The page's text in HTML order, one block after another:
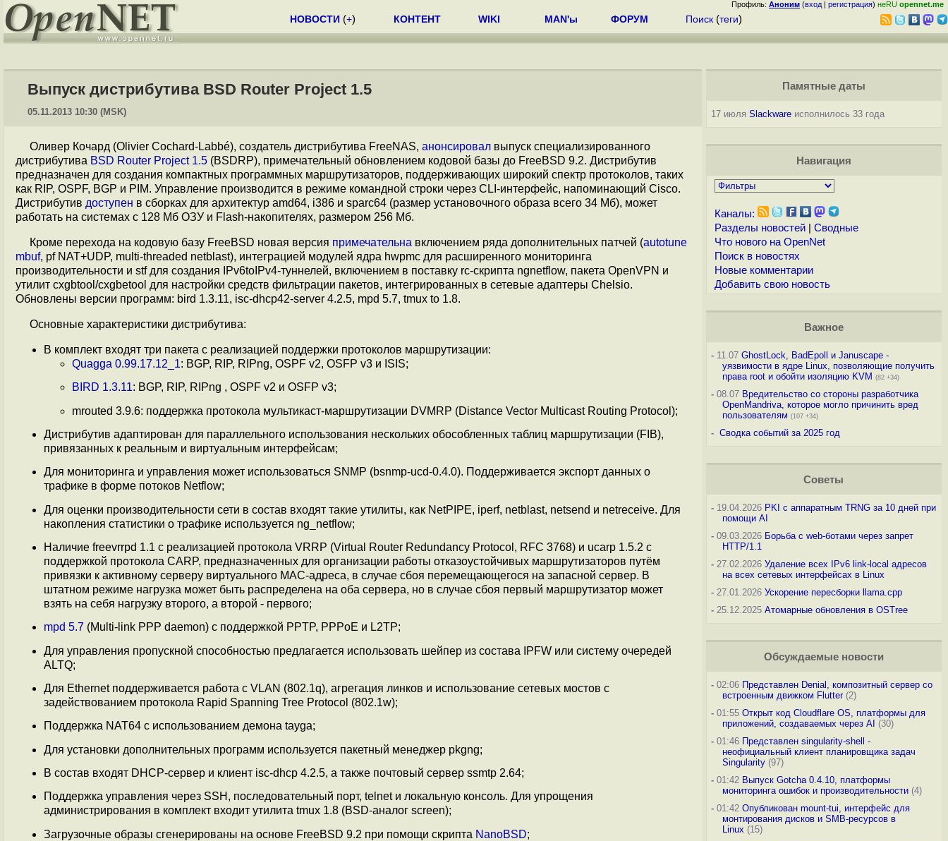
Профиль: Аноним (вход | регистрация) неRU opennet.me
НОВОСТИ (+) КОНТЕНТ WIKI MAN'ы ФОРУМ Поиск (теги)
Выпуск дистрибутива BSD Router Project 1.5
05.11.2013 10:30 (MSK)
Оливер Кочард (Olivier Cochard-Labbé), создатель дистрибутива FreeNAS, анонсировал выпуск специализированного
дистрибутива BSD Router Project 1.5 (BSDRP), примечательный обновлением кодовой базы до FreeBSD 9.2. Дистрибутив
предназначен для создания компактных программных маршрутизаторов, поддерживающих широкий спектр протоколов, таких
как RIP, OSPF, BGP и PIM. Управление производится в режиме командной строки через CLI-интерфейс, напоминающий Cisco.
Дистрибутив доступен в сборках для архитектур amd64, i386 и sparc64 (размер установочного образа всего 34 Мб), может
работать на системах с 128 Мб ОЗУ и Flash-накопителях, размером 256 Мб.
Кроме перехода на кодовую базу FreeBSD новая версия примечательна включением ряда дополнительных патчей (autotune
mbuf, pf NAT+UDP, multi-threaded netblast), интеграцией модулей ядра hwpmc для расширенного мониторинга
производительности и stf для создания IPv6toIPv4-туннелей, включением в поставку rc-скрипта ngnetflow, пакета OpenVPN и
утилит cxgbtool/cxgbetool для настройки средств фильтрации пакетов, интегрированных в сетевые адаптеры Chelsio.
Обновлены версии программ: bird 1.3.11, isc-dhcp42-server 4.2.5, mpd 5.7, tmux to 1.8.
Основные характеристики дистрибутива:
В комплект входят три пакета с реализацией поддержки протоколов маршрутизации:
Quagga 0.99.17.12_1: BGP, RIP, RIPng, OSPF v2, OSFP v3 и ISIS;
BIRD 1.3.11: BGP, RIP, RIPng , OSPF v2 и OSFP v3;
mrouted 3.9.6: поддержка протокола мультикаст-маршрутизации DVMRP (Distance Vector Multicast Routing Protocol);
Дистрибутив адаптирован для параллельного использования нескольких обособленных таблиц маршрутизации (FIB),
привязанных к реальным и виртуальным интерфейсам;
Для мониторинга и управления может использоваться SNMP (bsnmp-ucd-0.4.0). Поддерживается экспорт данных о
трафике в форме потоков Netflow;
Для оценки производительности сети в состав входят такие утилиты, как NetPIPE, iperf, netblast, netsend и netreceive. Для
накопления статистики о трафике используется ng_netflow;
Наличие freevrrpd 1.1 с реализацией протокола VRRP (Virtual Router Redundancy Protocol, RFC 3768) и ucarp 1.5.2 с
поддержкой протокола CARP, предназначенных для организации работы отказоустойчивых маршрутизаторов путём
привязки к активному серверу виртуального MAC-адреса, в случае сбоя перемещающегося на запасной сервер. В
штатном режиме нагрузка может быть распределена на оба сервера, но в случае сбоя первый маршрутизатор может
взять на себя нагрузку второго, а второй - первого;
mpd 5.7 (Multi-link PPP daemon) с поддержкой PPTP, PPPoE и L2TP;
Для управления пропускной способностью предлагается использовать шейпер из состава IPFW или систему очередей
ALTQ;
Для Ethernet поддерживается работа с VLAN (802.1q), агрегация линков и использование сетевых мостов с
задействованием протокола Rapid Spanning Tree Protocol (802.1w);
Поддержка NAT64 с использованием демона tayga;
Для установки дополнительных программ используется пакетный менеджер pkgng;
В состав входят DHCP-сервер и клиент isc-dhcp 4.2.5, а также почтовый сервер ssmtp 2.64;
Поддержка управления через SSH, последовательный порт, telnet и локальную консоль. Для упрощения
администрирования в комплект входит утилита tmux 1.8 (BSD-аналог screen);
Загрузочные образы сгенерированы на основе FreeBSD 9.2 при помощи скрипта NanoBSD;
Памятные даты
17 июля Slackwareисполнилось 33 года
Навигация
Каналы:
Разделы новостей| Сводные
Что нового на OpenNet
Поиск в новостях
Новые комментарии
Добавить свою новость
Важное
-11.07 GhostLock, BadEpoll и Januscape -
уязвимости в ядре Linux, позволяющие получить
права root и обойти изоляцию KVM (82 +34)
-08.07 Вредительство со стороны разработчика
OpenMandriva, которое могло причинить вред
пользователям (107 +34)
- Сводка событий за 2025 год
Советы
-19.04.2026 PKI с аппаратным TRNG за 10 дней при
помощи AI
-09.03.2026 Борьба с web-ботами через запрет
HTTP/1.1
-27.02.2026 Удаление всех IPv6 link-local адресов
на всех сетевых интерфейсах в Linux
-27.01.2026 Ускорение пересборки llama.cpp
-25.12.2025 Атомарные обновления в OSTree
Обсуждаемые новости
-02:06 Представлен Denial, композитный сервер со
встроенным движком Flutter(2)
-01:55 Открыт код Cloudflare OS, платформы для
приложений, создаваемых через AI (30)
-01:46 Представлен singularity-shell -
неофициальный клиент планировщика задач
Singularity(97)
-01:42 Выпуск Gotcha 0.4.10, платформы
мониторинга ошибок и производительности(4)
-01:42 Опубликован mount-tui, интерфейс для
монтирования дисков и SMB-ресурсов в
Linux (15)